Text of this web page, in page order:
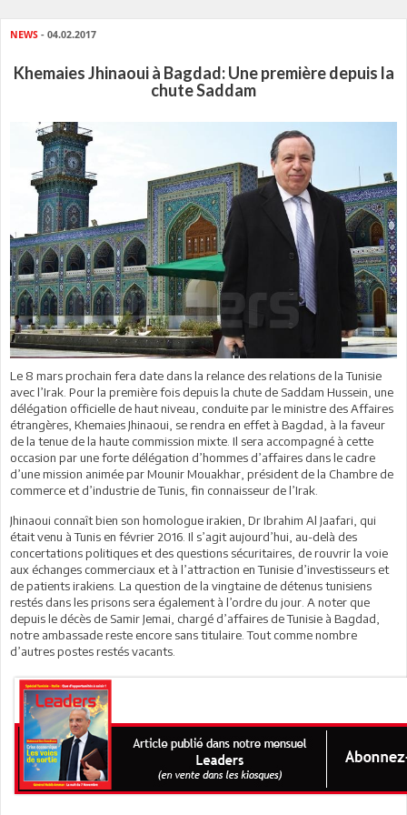
NEWS - 04.02.2017
Khemaies Jhinaoui à Bagdad: Une première depuis la
chute Saddam
Le 8 mars prochain fera date dans la relance des relations de la Tunisie
avec l’Irak. Pour la première fois depuis la chute de Saddam Hussein, une
délégation officielle de haut niveau, conduite par le ministre des Affaires
étrangères, Khemaies Jhinaoui, se rendra en effet à Bagdad, à la faveur
de la tenue de la haute commission mixte. Il sera accompagné à cette
occasion par une forte délégation d’hommes d’affaires dans le cadre
d’une mission animée par Mounir Mouakhar, président de la Chambre de
commerce et d’industrie de Tunis, fin connaisseur de l’Irak.
Jhinaoui connaît bien son homologue irakien, Dr Ibrahim Al Jaafari, qui
était venu à Tunis en février 2016. Il s’agit aujourd’hui, au-delà des
concertations politiques et des questions sécuritaires, de rouvrir la voie
aux échanges commerciaux et à l’attraction en Tunisie d’investisseurs et
de patients irakiens. La question de la vingtaine de détenus tunisiens
restés dans les prisons sera également à l’ordre du jour. A noter que
depuis le décès de Samir Jemai, chargé d’affaires de Tunisie à Bagdad,
notre ambassade reste encore sans titulaire. Tout comme nombre
d’autres postes restés vacants.